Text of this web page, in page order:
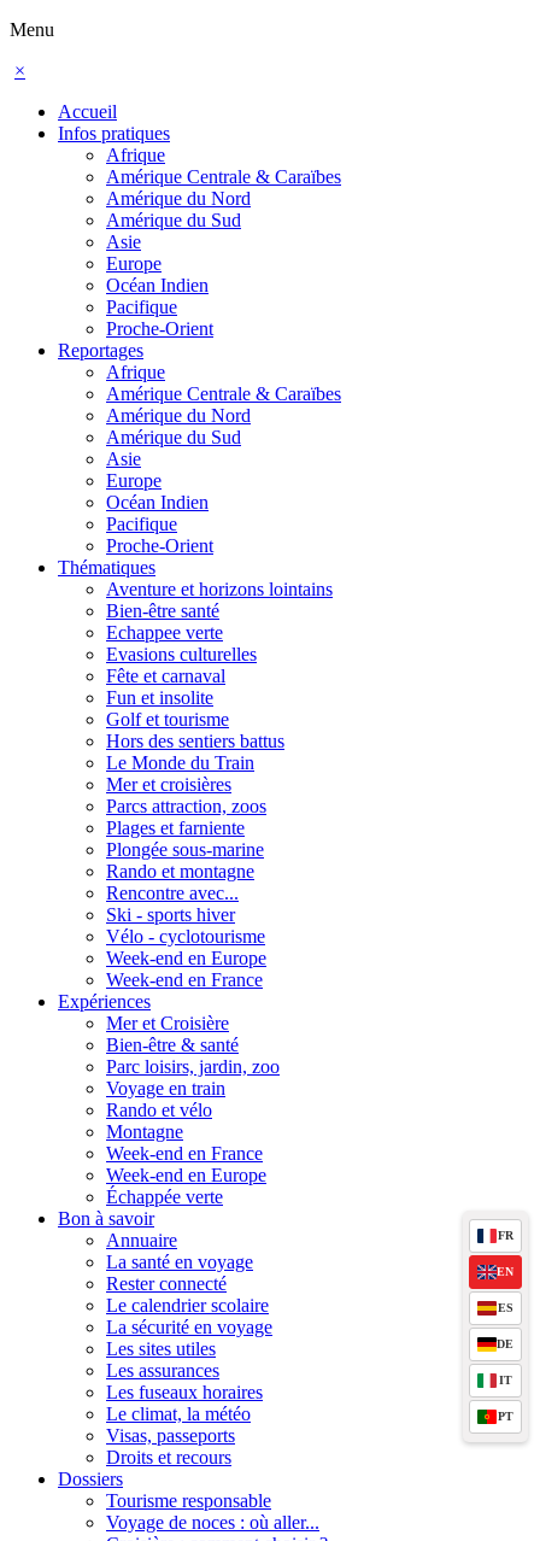
Menu
×
Accueil
Infos pratiques
Afrique
Amérique Centrale & Caraïbes
Amérique du Nord
Amérique du Sud
Asie
Europe
Océan Indien
Pacifique
Proche-Orient
Reportages
Afrique
Amérique Centrale & Caraïbes
Amérique du Nord
Amérique du Sud
Asie
Europe
Océan Indien
Pacifique
Proche-Orient
Thématiques
Aventure et horizons lointains
Bien-être santé
Echappee verte
Evasions culturelles
Fête et carnaval
Fun et insolite
Golf et tourisme
Hors des sentiers battus
Le Monde du Train
Mer et croisières
Parcs attraction, zoos
Plages et farniente
Plongée sous-marine
Rando et montagne
Rencontre avec...
Ski - sports hiver
Vélo - cyclotourisme
Week-end en Europe
Week-end en France
Expériences
Mer et Croisière
Bien-être & santé
Parc loisirs, jardin, zoo
Voyage en train
Rando et vélo
Montagne
Week-end en France
Week-end en Europe
Échappée verte
Bon à savoir
Annuaire
La santé en voyage
Rester connecté
Le calendrier scolaire
La sécurité en voyage
Les sites utiles
Les assurances
Les fuseaux horaires
Le climat, la météo
Visas, passeports
Droits et recours
Dossiers
Tourisme responsable
Voyage de noces : où aller...
FR
EN
ES
DE
IT
PT